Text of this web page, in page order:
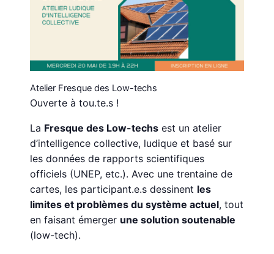
Atelier Fresque des Low-techs
Ouverte à tou.te.s !
La Fresque des Low-techs est un atelier
d’intelligence collective, ludique et basé sur
les données de rapports scientifiques
officiels (UNEP, etc.). Avec une trentaine de
cartes, les participant.e.s dessinent les
limites et problèmes du système actuel, tout
en faisant émerger une solution soutenable
(low-tech).